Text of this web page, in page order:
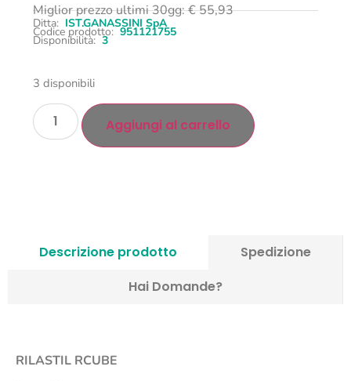
Miglior prezzo ultimi 30gg:€55,93
Ditta: IST.GANASSINI SpA
Codice prodotto: 951121755
Disponibilità: 3
3 disponibili
Aggiungi al carrello
Descrizione prodotto
Spedizione
Hai Domande?
RILASTIL RCUBE